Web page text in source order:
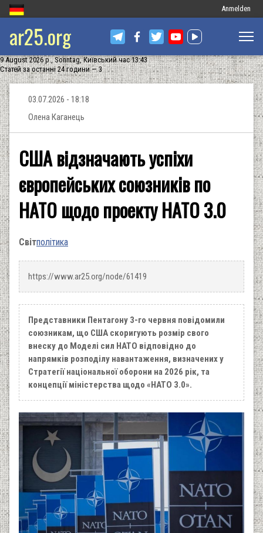
Меню
запису
користувача
Anmelden
ar25.org
9 August 2026 р., Sonntag, Київський час 13:43
Статей за останні 24 години — 3
03.07.2026 - 18:18
Олена Каганець
США відзначають успіхи
європейських союзників по
НАТО щодо проекту НАТО 3.0
Світполітика
https://www.ar25.org/node/61419
Представники Пентагону 3-го червня повідомили
союзникам, що США скоригують розмір свого
внеску до Моделі сил НАТО відповідно до
напрямків розподілу навантаження, визначених у
Стратегії національної оборони на 2026 рік, та
концепції міністерства щодо «НАТО 3.0».